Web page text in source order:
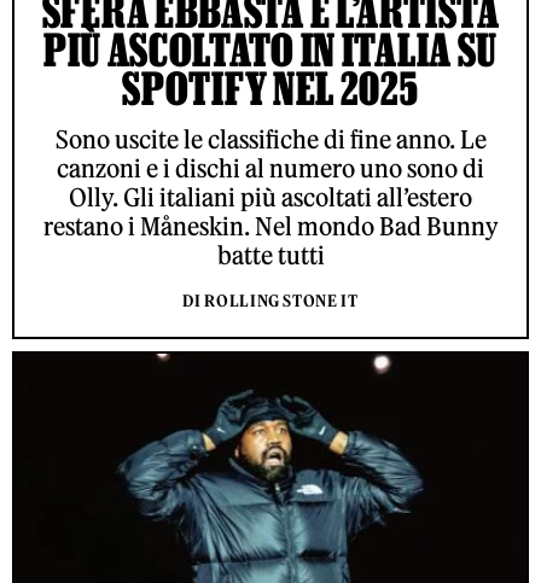
SFERA EBBASTA È L’ARTISTA
PIÙ ASCOLTATO IN ITALIA SU
SPOTIFY NEL 2025
Sono uscite le classifiche di fine anno. Le
canzoni e i dischi al numero uno sono di
Olly. Gli italiani più ascoltati all’estero
restano i Måneskin. Nel mondo Bad Bunny
batte tutti
DI ROLLING STONE IT